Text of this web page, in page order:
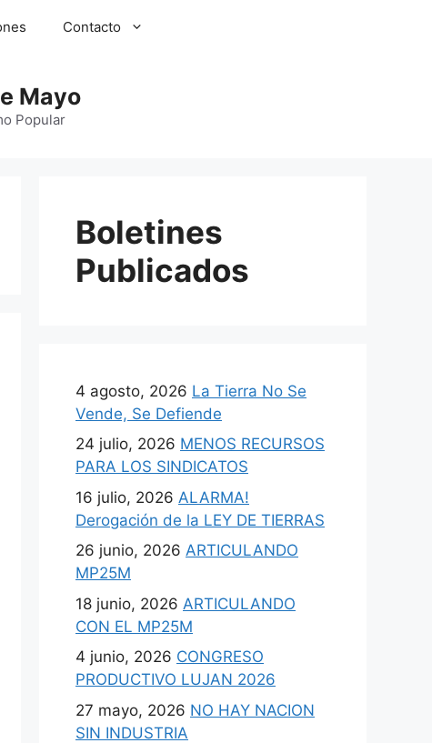
Contacto
Mayo
Popular
Boletines
Publicados
4 agosto, 2026 La Tierra No Se
Vende, Se Defiende
24 julio, 2026 MENOS RECURSOS
PARA LOS SINDICATOS
16 julio, 2026 ALARMA!
Derogación de la LEY DE TIERRAS
26 junio, 2026 ARTICULANDO
MP25M
18 junio, 2026 ARTICULANDO
CON EL MP25M
4 junio, 2026 CONGRESO
PRODUCTIVO LUJAN 2026
27 mayo, 2026 NO HAY NACION
SIN INDUSTRIA